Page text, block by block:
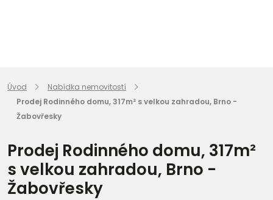
Úvod
Nabídka nemovitostí
Prodej Rodinného domu, 317m² s velkou zahradou, Brno -
Žabovřesky
Prodej Rodinného domu, 317m²
s velkou zahradou, Brno -
Žabovřesky